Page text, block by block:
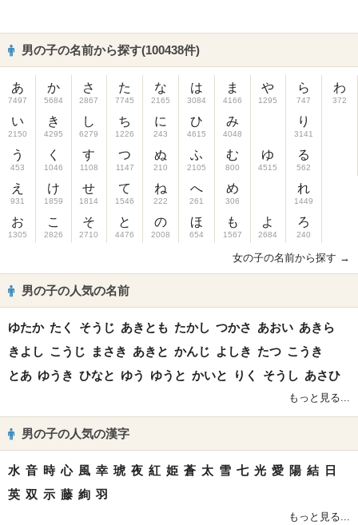
男の子の名前から探す(100438件)
あ
7497
い
2150
う
453
え
931
お
1305
か
5684
き
4295
く
1046
け
1859
こ
2826
さ
2867
し
6279
す
1108
せ
1814
そ
2710
た
7745
ち
1226
つ
1147
て
1546
と
4476
な
2165
に
243
ぬ
210
ね
222
の
2008
は
3084
ひ
4615
ふ
2105
へ
261
ほ
654
ま
4166
み
4048
む
800
め
306
も
1567
や
1295
ゆ
4515
よ
2684
ら
747
り
3141
る
562
れ
1449
ろ
240
わ
372
女の子の名前から探す →
男の子の人気の名前
ゆたか たく そうじ あきとも たかし つかさ あおい あきら
きよし こうじ まさき あきと かんじ よしき たつ こうき
とあ ゆうき ひなと ゆう ゆうと かいと りく そうし あさひ
もっと見る...
男の子の人気の漢字
水 音 時 心 風 幸 琥 夜 紅 姫 蒼 太 雪 七 光 愛 陽 結
日
英 双 示 藤 絢 羽
もっと見る...